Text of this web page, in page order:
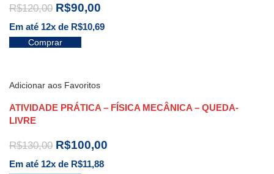
R$120,00 R$90,00
Em até 12x de R$10,69
Comprar
Adicionar aos Favoritos
ATIVIDADE PRÁTICA – FÍSICA MECÂNICA – QUEDA-
LIVRE
R$130,00 R$100,00
Em até 12x de R$11,88